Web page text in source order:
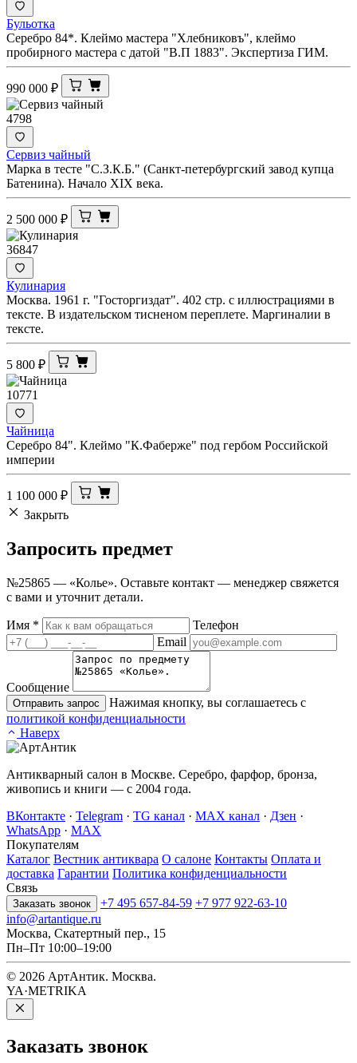
Бульотка
Серебро 84*. Клеймо мастера "Хлебниковъ", клеймо
пробирного мастера с датой "В.П 1883". Экспертиза ГИМ.
990 000 ₽
4798
Сервиз чайный
Марка в тесте "С.З.К.Б." (Санкт-петербургский завод купца
Батенина). Начало XIX века.
2 500 000 ₽
36847
Кулинария
Москва. 1961 г. "Госторгиздат". 402 стр. с иллюстрациями в
тексте. В издательском тисненом переплете. Маргиналии в
тексте.
5 800 ₽
10771
Чайница
Серебро 84". Клеймо "К.Фаберже" под гербом Российской
империи
1 100 000 ₽
Закрыть
Запросить предмет
№25865 — «Колье». Оставьте контакт — менеджер свяжется
с вами и уточнит детали.
Имя *
Телефон
Email
Сообщение
Отправить запрос
Нажимая кнопку, вы соглашаетесь с
политикой конфиденциальности
Наверх
Антикварный салон в Москве. Серебро, фарфор, бронза,
живопись и книги — с 2004 года.
ВКонтакте · Telegram · TG канал · MAX канал · Дзен ·
WhatsApp · MAX
Покупателям
Каталог Вестник антиквара О салоне Контакты Оплата и
доставка Гарантии Политика конфиденциальности
Связь
Заказать звонок +7 495 657-84-59 +7 977 922-63-10
info@artantique.ru
Москва, Скатертный пер., 15
Пн–Пт 10:00–19:00
© 2026 АртАнтик. Москва.
YA·METRIKA
Заказать звонок